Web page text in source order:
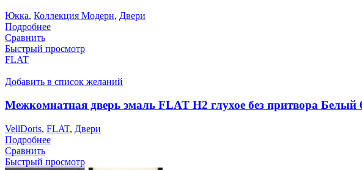
Юкка, Коллекция Модерн, Двери
Подробнее
Сравнить
Быстрый просмотр
FLAT
Добавить в список желаний
Межкомнатная дверь эмаль FLAT H2 глухое без притвора Белый
VellDoris, FLAT, Двери
Подробнее
Сравнить
Быстрый просмотр